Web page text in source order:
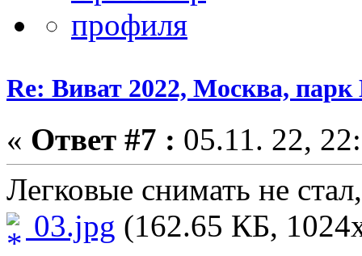
Re: Виват 2022, Москва, парк
« Ответ #7 : 05.11. 22,
Легковые снимать не
03.jpg (162.65 КБ,